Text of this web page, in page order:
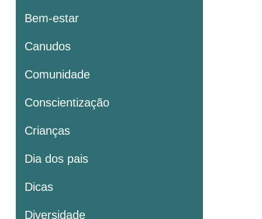
Bem-estar
Canudos
Comunidade
Conscientização
Crianças
Dia dos pais
Dicas
Diversidade